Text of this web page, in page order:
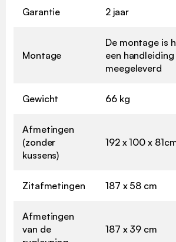
Garantie 2 jaar
Montage
De montage is
een
meegeleverd
Gewicht 66 kg
Afmetingen
(zonder
kussens)
192 x 100 x
Zitafmetingen 187 x 58 cm
Afmetingen
van de
187 x 39 cm